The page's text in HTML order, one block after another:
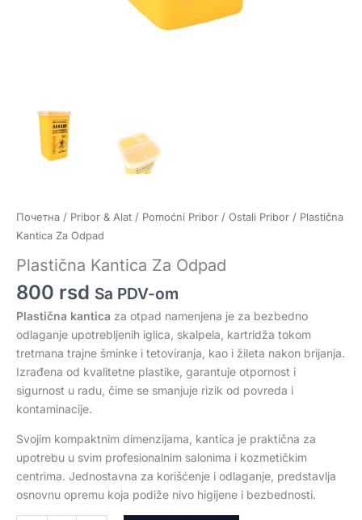
Почетна / Pribor & Alat / Pomoćni Pribor / Ostali Pribor / Plastična
Kantica Za Odpad
Plastična Kantica Za Odpad
800 rsd Sa PDV-om
Plastična kantica za otpad namenjena je za bezbedno
odlaganje upotrebljenih iglica, skalpela, kartridža tokom
tretmana trajne šminke i tetoviranja, kao i žileta nakon brijanja.
Izrađena od kvalitetne plastike, garantuje otpornost i
sigurnost u radu, čime se smanjuje rizik od povreda i
kontaminacije.
Svojim kompaktnim dimenzijama, kantica je praktična za
upotrebu u svim profesionalnim salonima i kozmetičkim
centrima. Jednostavna za korišćenje i odlaganje, predstavlja
osnovnu opremu koja podiže nivo higijene i bezbednosti.